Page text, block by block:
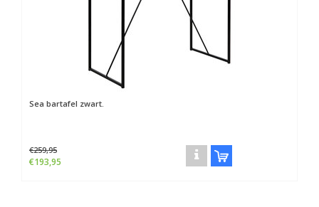
Sea bartafel zwart.
€259,95
€193,95